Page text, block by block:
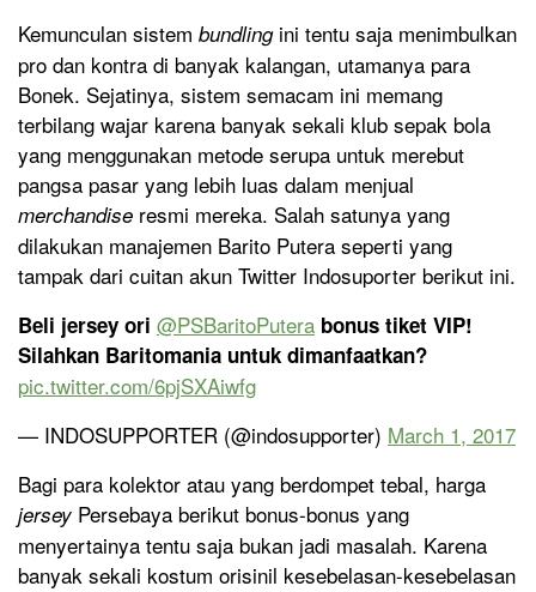
Kemunculan sistem bundlingini tentu saja menimbulkan
pro dan kontra di banyak kalangan, utamanya para
Bonek. Sejatinya, sistem semacam ini memang
terbilang wajar karena banyak sekali klub sepak bola
yang menggunakan metode serupa untuk merebut
pangsa pasar yang lebih luas dalam menjual
merchandise resmi mereka. Salah satunya yang
dilakukan manajemen Barito Putera seperti yang
tampak dari cuitan akun Twitter Indosuporter berikut ini.
Beli jersey ori @PSBaritoPutera bonus tiket VIP!
Silahkan Baritomania untuk dimanfaatkan?
pic.twitter.com/6pjSXAiwfg
— INDOSUPPORTER (@indosupporter) March 1, 2017
Bagi para kolektor atau yang berdompet tebal, harga
jersey Persebaya berikut bonus-bonus yang
menyertainya tentu saja bukan jadi masalah. Karena
banyak sekali kostum orisinil kesebelasan-kesebelasan